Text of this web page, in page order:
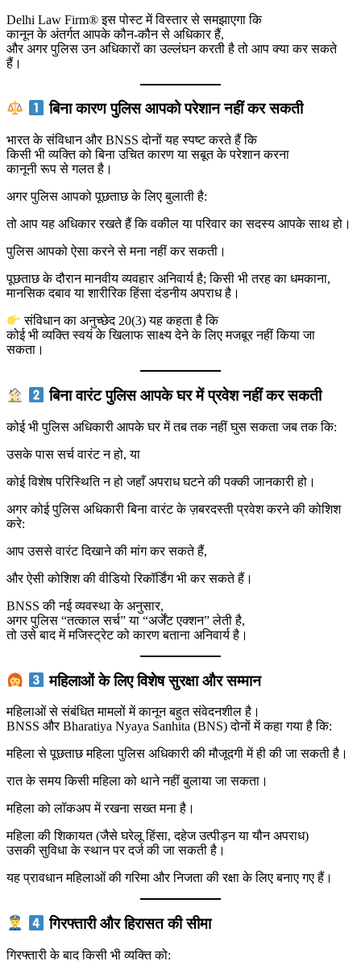
Delhi Law Firm® इस पोस्ट में विस्तार से समझाएगा कि
कानून के अंतर्गत आपके कौन-कौन से अधिकार हैं,
और अगर पुलिस उन अधिकारों का उल्लंघन करती है तो आप क्या कर सकते
हैं।
बिना कारण पुलिस आपको परेशान नहीं कर सकती
भारत के संविधान और BNSS दोनों यह स्पष्ट करते हैं कि
किसी भी व्यक्ति को बिना उचित कारण या सबूत के परेशान करना
कानूनी रूप से गलत है।
अगर पुलिस आपको पूछताछ के लिए बुलाती है:
तो आप यह अधिकार रखते हैं कि वकील या परिवार का सदस्य आपके साथ हो।
पुलिस आपको ऐसा करने से मना नहीं कर सकती।
पूछताछ के दौरान मानवीय व्यवहार अनिवार्य है; किसी भी तरह का धमकाना,
मानसिक दबाव या शारीरिक हिंसा दंडनीय अपराध है।
संविधान का अनुच्छेद 20(3) यह कहता है कि
कोई भी व्यक्ति स्वयं के खिलाफ साक्ष्य देने के लिए मजबूर नहीं किया जा
सकता।
बिना वारंट पुलिस आपके घर में प्रवेश नहीं कर सकती
कोई भी पुलिस अधिकारी आपके घर में तब तक नहीं घुस सकता जब तक कि:
उसके पास सर्च वारंट न हो, या
कोई विशेष परिस्थिति न हो जहाँ अपराध घटने की पक्की जानकारी हो।
अगर कोई पुलिस अधिकारी बिना वारंट के ज़बरदस्ती प्रवेश करने की कोशिश
करे:
आप उससे वारंट दिखाने की मांग कर सकते हैं,
और ऐसी कोशिश की वीडियो रिकॉर्डिंग भी कर सकते हैं।
BNSS की नई व्यवस्था के अनुसार,
अगर पुलिस “तत्काल सर्च” या “अर्जेंट एक्शन” लेती है,
तो उसे बाद में मजिस्ट्रेट को कारण बताना अनिवार्य है।
महिलाओं के लिए विशेष सुरक्षा और सम्मान
महिलाओं से संबंधित मामलों में कानून बहुत संवेदनशील है।
BNSS और Bharatiya Nyaya Sanhita (BNS) दोनों में कहा गया है कि:
महिला से पूछताछ महिला पुलिस अधिकारी की मौजूदगी में ही की जा सकती है।
रात के समय किसी महिला को थाने नहीं बुलाया जा सकता।
महिला को लॉकअप में रखना सख्त मना है।
महिला की शिकायत (जैसे घरेलू हिंसा, दहेज उत्पीड़न या यौन अपराध)
उसकी सुविधा के स्थान पर दर्ज की जा सकती है।
यह प्रावधान महिलाओं की गरिमा और निजता की रक्षा के लिए बनाए गए हैं।
गिरफ्तारी और हिरासत की सीमा
गिरफ्तारी के बाद किसी भी व्यक्ति को: